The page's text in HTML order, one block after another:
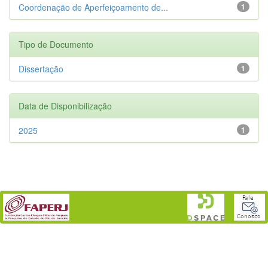
1
Coordenação de Aperfeiçoamento de...
Tipo de Documento
1
Dissertação
Data de Disponibilização
1
2025